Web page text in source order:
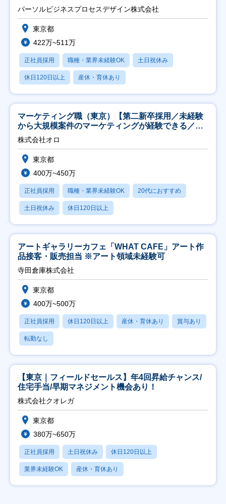
パーソルビジネスプロセスデザイン株式会社
東京都
422万~511万
正社員採用 職種・業界未経験OK 土日祝休み
休日120日以上 産休・育休あり
マーケティング職（東京）【第二新卒採用／未経験
から大規模案件のマーケティングが経験できる／研
修充実】
株式会社オロ
東京都
400万~450万
正社員採用 職種・業界未経験OK 20代におすすめ
土日祝休み 休日120日以上
アートギャラリーカフェ「WHAT CAFE」アート作
品接客・販売担当 ※アート領域未経験可
寺田倉庫株式会社
東京都
400万~500万
正社員採用 休日120日以上 産休・育休あり 賞与あり
転勤なし
【東京｜フィールドセールス】年4回昇給チャンス/
住宅手当/早期マネジメント機会あり！
株式会社クオレガ
東京都
380万~650万
正社員採用 土日祝休み 休日120日以上
業界未経験OK 産休・育休あり